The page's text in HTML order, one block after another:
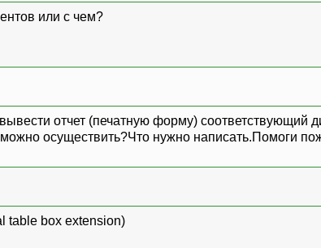
или с чем?
отчет (печатную форму) соответствующий
осуществить?Что нужно написать.Помоги
table box extension)